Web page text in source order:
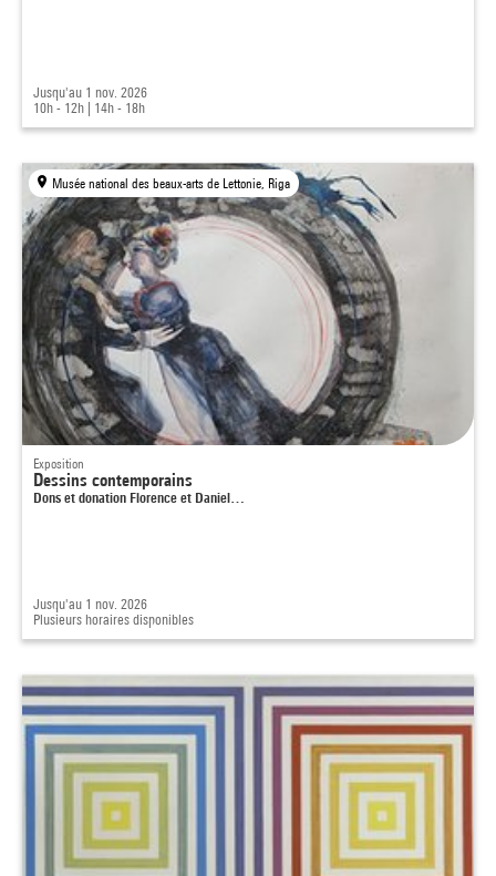
Jusqu'au 1 nov. 2026
10h - 12h
14h - 18h
Musée national des beaux-arts de Lettonie, Riga
Exposition
Dessins contemporains
Dons et donation Florence et Daniel…
Jusqu'au 1 nov. 2026
Plusieurs horaires disponibles